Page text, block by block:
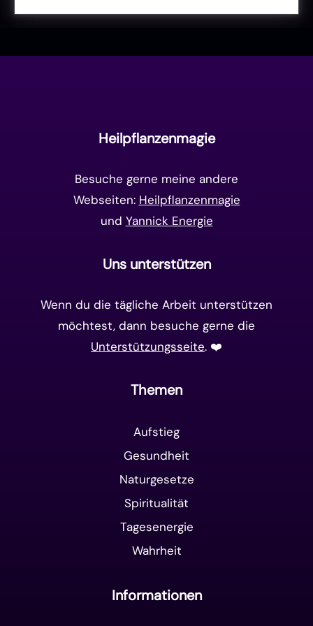
Heilpflanzenmagie
Besuche gerne meine andere
Webseiten: Heilpflanzenmagie
und Yannick Energie
Uns unterstützen
Wenn du die tägliche Arbeit unterstützen
möchtest, dann besuche gerne die
Unterstützungsseite. ❤️️
Themen
Aufstieg
Gesundheit
Naturgesetze
Spiritualität
Tagesenergie
Wahrheit
Informationen